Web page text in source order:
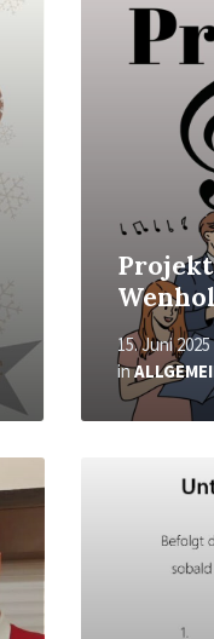
15. Juni 2025
in